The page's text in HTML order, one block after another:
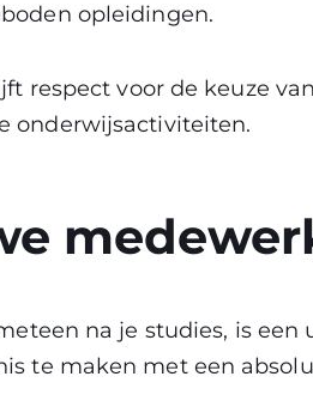
opleidingen.
respect voor de keuze
onderwijsactiviteiten.
na je studies, is een
te maken met een